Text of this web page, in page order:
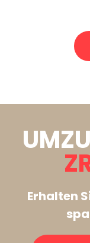
Erhalten